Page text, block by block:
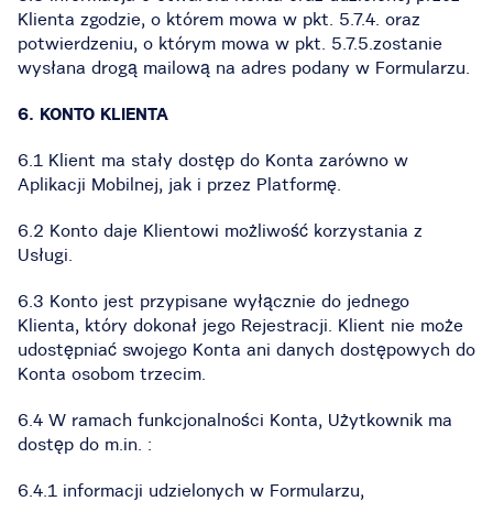
Klienta zgodzie, o którem mowa w pkt. 5.7.4. oraz
potwierdzeniu, o którym mowa w pkt. 5.7.5.zostanie
wysłana drogą mailową na adres podany w Formularzu.
6. KONTO KLIENTA
6.1 Klient ma stały dostęp do Konta zarówno w
Aplikacji Mobilnej, jak i przez Platformę.
6.2 Konto daje Klientowi możliwość korzystania z
Usługi.
6.3 Konto jest przypisane wyłącznie do jednego
Klienta, który dokonał jego Rejestracji. Klient nie może
udostępniać swojego Konta ani danych dostępowych do
Konta osobom trzecim.
6.4 W ramach funkcjonalności Konta, Użytkownik ma
dostęp do m.in. :
6.4.1 informacji udzielonych w Formularzu,